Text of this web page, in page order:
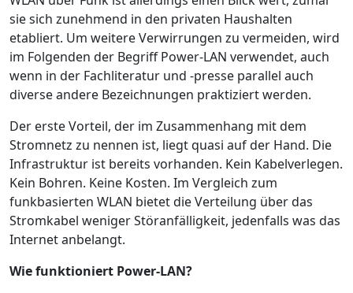
sie sich zunehmend in den privaten Haushalten
etabliert. Um weitere Verwirrungen zu vermeiden, wird
im Folgenden der Begriff Power-LAN verwendet, auch
wenn in der Fachliteratur und -presse parallel auch
diverse andere Bezeichnungen praktiziert werden.
Der erste Vorteil, der im Zusammenhang mit dem
Stromnetz zu nennen ist, liegt quasi auf der Hand. Die
Infrastruktur ist bereits vorhanden. Kein Kabelverlegen.
Kein Bohren. Keine Kosten. Im Vergleich zum
funkbasierten WLAN bietet die Verteilung über das
Stromkabel weniger Störanfälligkeit, jedenfalls was das
Internet anbelangt.
Wie funktioniert Power-LAN?